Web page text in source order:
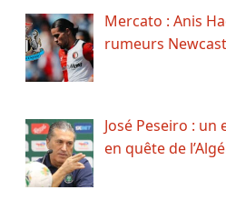
Mercato : Anis
rumeurs
José Peseiro :
en quête de